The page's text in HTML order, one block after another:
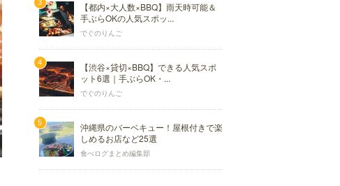
【都内×大人数×BBQ】雨天時可能＆
手ぶらOKの人気スポッ...
でぐのりんご
【渋谷×貸切×BBQ】できる人気スポ
ット6選｜手ぶらOK・...
でぐのりんご
沖縄県のバーベキュー！屋根付きで楽
しめるお店など25選
食べログまとめ編集部